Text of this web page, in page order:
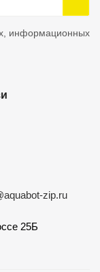
информационных
zip.ru
25Б